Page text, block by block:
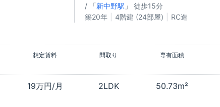
/ 「新中野駅 」 徒歩15分
築20年
4階建 (24部屋) RC造
想定賃料 間取り
専有面積
19万円/月 2LDK
50.73m²